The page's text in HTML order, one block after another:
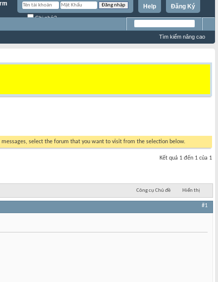
Đăng Ký
Help
Ghi nhớ?
Tìm kiếm nâng cao
select the forum that you want to visit from the selection below.
Kết quả 1 đến 1 của 1
Công cụ Chủ đề Hiển thị
#1